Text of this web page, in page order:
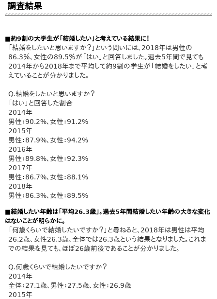
調査結果
■約9割の大学生が「結婚したい」と考えている結果に！
「結婚をしたいと思いますか？」という問いには、2018年は男性の
86.3％、女性の89.5％が「はい」と回答しました。過去5年間で見ても
2014年から2018年まで平均して約9割の学生が「結婚をしたい」と考
えていることが分かりました。
Q.結婚をしたいと思いますか？
「はい」と回答した割合
2014年
男性：90.2%、女性：91.2%
2015年
男性：87.9%、女性：94.2%
2016年
男性：89.8%、女性：92.3%
2017年
男性：86.7%、女性：88.1%
2018年
男性：86.3%、女性：89.5%
■結婚したい年齢は「平均26.3歳」。過去5年間結婚したい年齢の大きな変化
はないことが明らかに。
「何歳くらいで結婚したいですか？」と尋ねると、2018年は男性は平均
26.2歳、女性26.3歳、全体では26.3歳という結果となりました。これま
での結果を見ても、ほぼ26歳前後であることが分かりました。
Q.何歳くらいで結婚したいですか？
2014年
全体：27.1歳、男性：27.5歳、女性：26.9歳
2015年